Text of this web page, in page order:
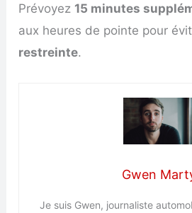
Prévoyez 15 minutes
aux heures de pointe pour
restreinte.
Gwen
Je suis Gwen, journaliste